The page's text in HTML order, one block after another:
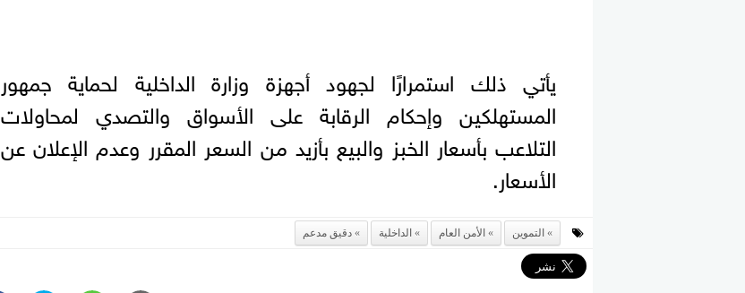
يأتي ذلك استمرارًا لجهود أجهزة وزارة الداخلية لحماية جمهور
المستهلكين وإحكام الرقابة على الأسواق والتصدي لمحاولات
التلاعب بأسعار الخبز والبيع بأزيد من السعر المقرر وعدم الإعلان عن
الأسعار.
التموين الأمن العام الداخلية دقيق مدعم